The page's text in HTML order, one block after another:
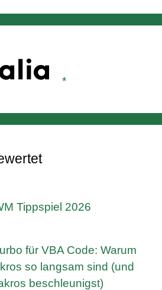
Tippspiel 2026
für VBA Code: Warum
so langsam sind (und
beschleunigst)